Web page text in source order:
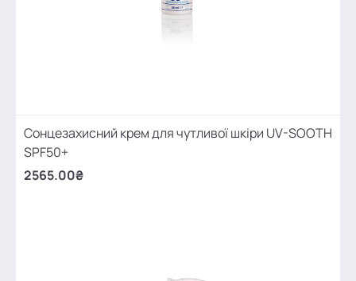
Сонцезахисний крем для чутливої шкіри UV-SOOTH
SPF50+
2565.00₴